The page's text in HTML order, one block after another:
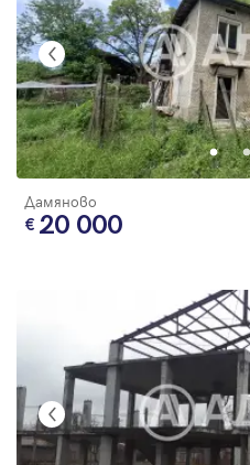
Дамяново
20 000